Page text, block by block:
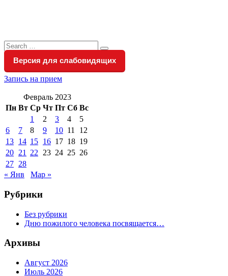
Search
for:
Search
Версия для слабовидящих
Запись на прием
Февраль 2023
Пн Вт Ср Чт Пт Сб Вс
1
2 3 4
5
6
7 8 9 10 11
12
13 14 15 16 17 18 19
20 21 22 23 24 25 26
27 28
« Янв
Мар »
Рубрики
Без рубрики
Дню пожилого человека посвящается…
Архивы
Август 2026
Июль 2026